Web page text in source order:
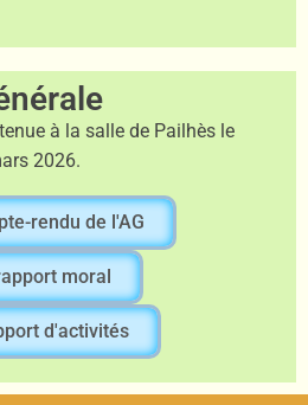
tenue à la salle de Pailhès le
2026.
rendu de l'AG
moral
d'activités